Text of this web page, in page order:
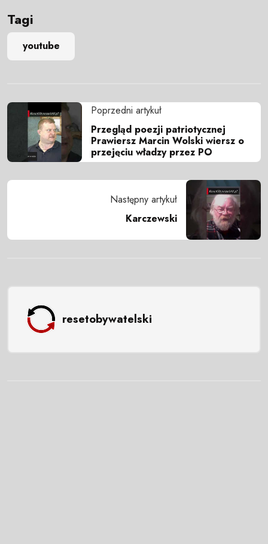
Tagi
youtube
Poprzedni artykuł
Przegląd poezji patriotycznej
Prawiersz Marcin Wolski wiersz o
przejęciu władzy przez PO
Następny artykuł
Karczewski
resetobywatelski